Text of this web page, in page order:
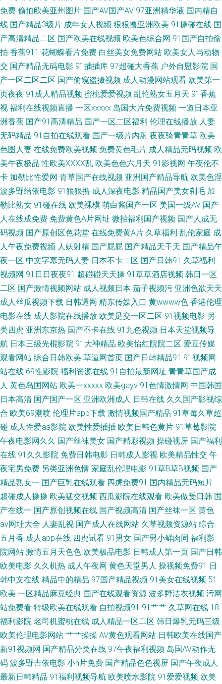
频在线 殴美蜜桃 天天色图 2026男人网站 www日本黄色 国产资源网 美女色
色 欧美性交在线 亚洲污久 97视频在线久草 国产精品永久免费 欧美成人性爱
九一视频免费看 美日韩肏屄 日韩成性交网在线 天天干高清 影音成人视频 91
人妻资源总站 大香蕉玖玖乐 精品中文在线 免费撸激情影院 日本操逼网 日韩
专区好吊视频 69自拍 99在线小视 成人日韩av网站 国产欧美日韩论坛 男同
GAY内射 丝袜后入啊啊啊 亚洲色www无码 AV性爱久 传媒视频网站 老湿影院
免费x片 欧日资源 亚洲性爱Au av理论片在线 大香蕉少妇 91精东传媒网站 成
人Av色情 三级黄色视频 综合另类首页 操碰在线 美女逼喷水 深夜福利专区
97资源亚洲 国产浮力麻豆影院 九一精品热 欧美日韩第一页 日韩新片百度网
网 91岁成人网站 丰满少妇AV 久久欧美视频 深夜激情网2 91小视频性生活 草
色情影院 超碰操操日 国产重口ts在线 91人妻在线 成人AV影视 麻豆性爱网
丝袜AV影院 影音先锋AV女优 浮力瑟瑟麻豆影院 久草热操碰资源 欧美的精品
的视频 日韩草草草 91免费视频黑丝 海角久9高清精品 蜜桃臀91入口 日本性
爱中文字幕 欧美国际黄色 伊人网在线视频 www日本色 福利精品店 久久丝袜
卡 香蕉在线视频 超碰碰av 久久只这里有精品 欧美一二 天天干视频毛片 91
后入极品jK 超碰97打炮偷拍 国产精品9 久草久色首页 微拍视频福利
wwwav1泰国 狼人色大香蕉 日本免费www 91狼友之家 精东黄瓜91 色综合
图区10p av蜜桃网 黄色A片导航 人妖aV成人电影 91视频最新网址 国产欧美
精品啪啪 四虎音影 av网站总导航 欧美怡春院 亚洲成人WWW 成人不卡视频
欧美性交派对 亚洲黄色网战 99福利视频 国产射精视频 美女精品 日韩生话v
片 亚洲欧美bt 91在线性爱影院 丁香爱爱诱惑 九一福利网 欧美性交免费网站
丝袜足交网址 91久久a 超碰99热 国产精品乱仑 玖草在线 日韩伦理 91给我女
也激情文学 精品日韩 欧美淫秽a片 探花久操 岛国免费在线观看 欧美一级方
性交综合网 超碰AV在线 黄网址在线看 欧美色色综合 午夜91 黑料网制服丝袜
免费 偷怕欧美亚州图片 国产AV国产AV 97亚洲精华液 国内精自
线 国产精品3级片 成年女人视频 狠狠撸亚洲欧美 91操碰在线 国
产高清精品二区 国产欧美在线视频 欧美色综合网 91国产自拍偷
拍 香蕉911 花蝴蝶看片免费 白丝美女免费网站 欧美女人与动物
交 国产精品无码电影 91插插库 97超碰大香蕉 户外自慰影院 国
产一区二区二区 国产偷窥盗摄视频 成人动漫网站观看 欧美第一
页夜夜 91成人精品视频 蜜桃爱爱视频 乱伦熟女五月天 91香蕉
视 福利在线视频直播 一区xxxxx 岛国大片免费视频 一道日本亚
洲香蕉 国产91高清精品 国产一区二区福利 伦理在线播放 人妻
无码精品 91自拍在线观看 国产一级片内射 夜夜骑青青草 欧美
色图人妻 在线免费欧美视频 免费黄色毛片 成人精品无码视频 欧
美午夜极品 性欧美ⅩⅩⅩⅩ乱 欧美色色六月天 91影视网 午夜伦不
卡 加勒比性爱网 青草国产在线视频 亚洲国产精品导航 欧美色淫
波多野结依电影 91狠狠撸 成人深夜电影 精品国产美女剃毛 加
勒比熟女 91碰在线 欧美裸模 萌白酱国产一区 美国一级AV 国产
人在线成免费 免费黄色A片网址 微拍福利国产视频 国产人成无
码视频 国产原创区色花堂 在线免费黄A片 久草福利 乱伦家庭 成
人午夜免费视频 人妖射精 国产屁屁 国产精品天干天 国产精品午
夜一区 中文字幕无码人妻 日本不卡二区 国产日韩91 久草福利
视频网 91日日夜夜91 超碰碰天天操 91草草酒店视频 韩日一区
二区 国产激情视频网站 成人视频日本 茄子视频污 亚洲色欲天天
成人丝瓜视频下载 日韩逼网 精东传媒入口 黄wwww色 香港伦理
电影在线 成人影院在线播放 欧美足交一区二区 91视频电影 另
类四虎 亚洲东京热 国产不卡在线 91九色视频 日本天堂视频导
航 日本三级光棍影院 91大神精品 欧美怡红院院二区 爱豆传媒
观看网站 综合日韩欧美 草逼网首页 国产日韩精品91 91视频网
站在线 69性影院 福利资源在线 91自拍最新网址 青青草国产成
人 黄色岛国网站 欧美一xxxxx 欧美gayv 91色情激情网 中国韩国
日本高清 国产国产一区 亚洲欧洲成人 日韩在线 久久国产影视综
合 欧美69潮喷 伦理片app下载 激情视频国产精品 91草莓久草超
碰 成人性爱aa影院 欧美性爱插插 欧美日韩色黄片 91草莓影院
午夜电影网久久 国产丝袜美女 国产精彩视频 操碰视屏 国产福利
在线 91久久影院 免费日韩电影 日韩成人影视 欧美精品性交 午
夜宅男免费 另类亚洲色情 家庭乱伦理电影 91草B草B视频 国产
精品熟女一 国产巨乳在线观看 四虎免费91 国内精品无码短片
超碰成人操操 欧美猛交视频 西瓜影院在线观看 欧美做受日韩 国
产在线一 国产原创视频在线 国产视频高清 国产丝袜一区 黄色
av网址大全 人妻乱视 国产成人在线网站 久草视频资源站 综合
五月香 成人app在线 四虎试看 91男女 国产男小鲜肉同 福利影
院网站 激情五月天色色 欧美极品电影 日韩成人第一页 国产日韩
欧美电影 久久机热 成人午夜网 黄色天堂男人 操视频免费91 日
韩中文在线 精品中的精品 97国产精品视频 91美女在线视频 51
欧美 一区精品麻豆经典 国产在线观看资源 波多野洁衣视频 污网
站免费看 特级欧美在线观看 自拍视频91 91艹艹 久草网在线 18
福利影院 老司机蜜桃在线 成人精品一区二区 韩日爆乳无码三级
欧美伦理电影网站 艹艹操操 AV黄色观看网站 日韩欧美在线国产
新91视频网 国产精品分类在线 97午夜福利视频 岛国AV动作无
码 波多野吉依电影 小h片免费 国产精品色色视屏 国产午夜成人
最新日韩精品 91福利视频导航 欧美喷水影院 91爱爱视频 欧美